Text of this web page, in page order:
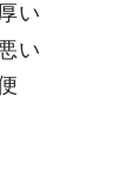
い
い